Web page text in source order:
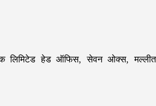
लिमिटेड हेड ऑफिस, सेवन ओक्स,